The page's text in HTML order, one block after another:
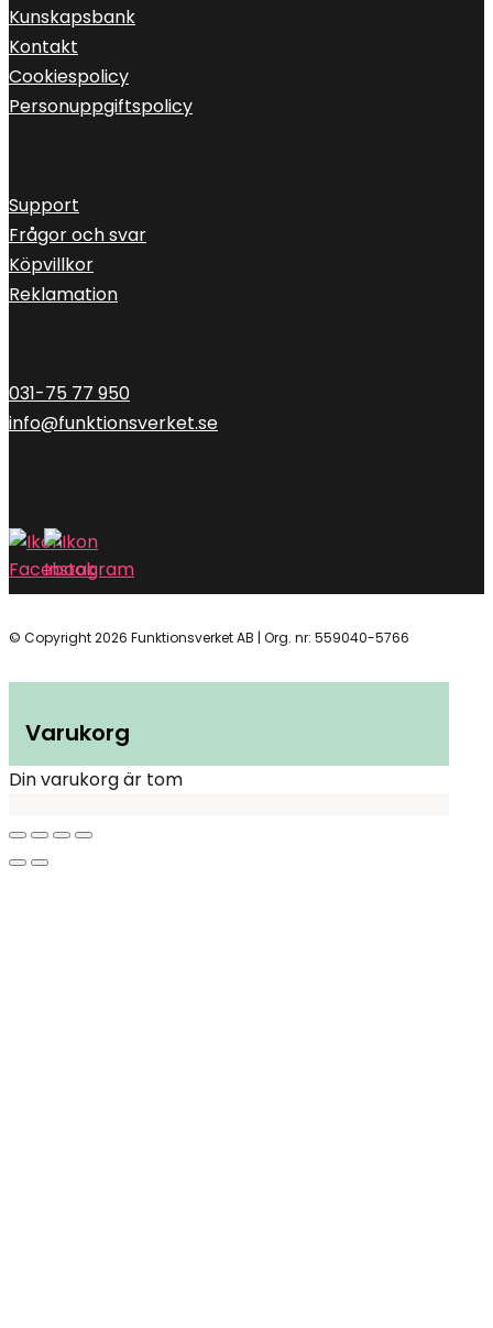
Kunskapsbank
Kontakt
Cookiespolicy
Personuppgiftspolicy
Support
Frågor och svar
Köpvillkor
Reklamation
031-75 77 950
info@funktionsverket.se
© Copyright 2026 Funktionsverket AB | Org. nr: 559040-5766
Varukorg
Din varukorg är tom